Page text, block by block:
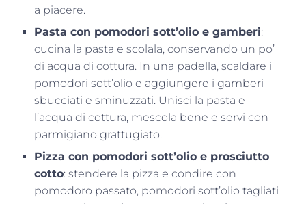
a piacere.
Pasta con pomodori sott’olio e gamberi:
cucina la pasta e scolala, conservando un po’
di acqua di cottura. In una padella, scaldare i
pomodori sott’olio e aggiungere i gamberi
sbucciati e sminuzzati. Unisci la pasta e
l’acqua di cottura, mescola bene e servi con
parmigiano grattugiato.
Pizza con pomodori sott’olio e prosciutto
cotto: stendere la pizza e condire con
pomodoro passato, pomodori sott’olio tagliati